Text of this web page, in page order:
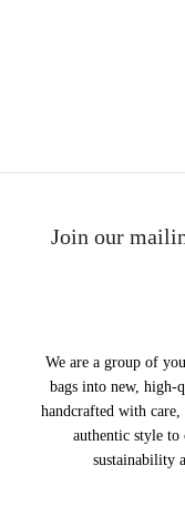
Join our
We are a group of
bags into new, high-
handcrafted with
authentic style to
sustainability